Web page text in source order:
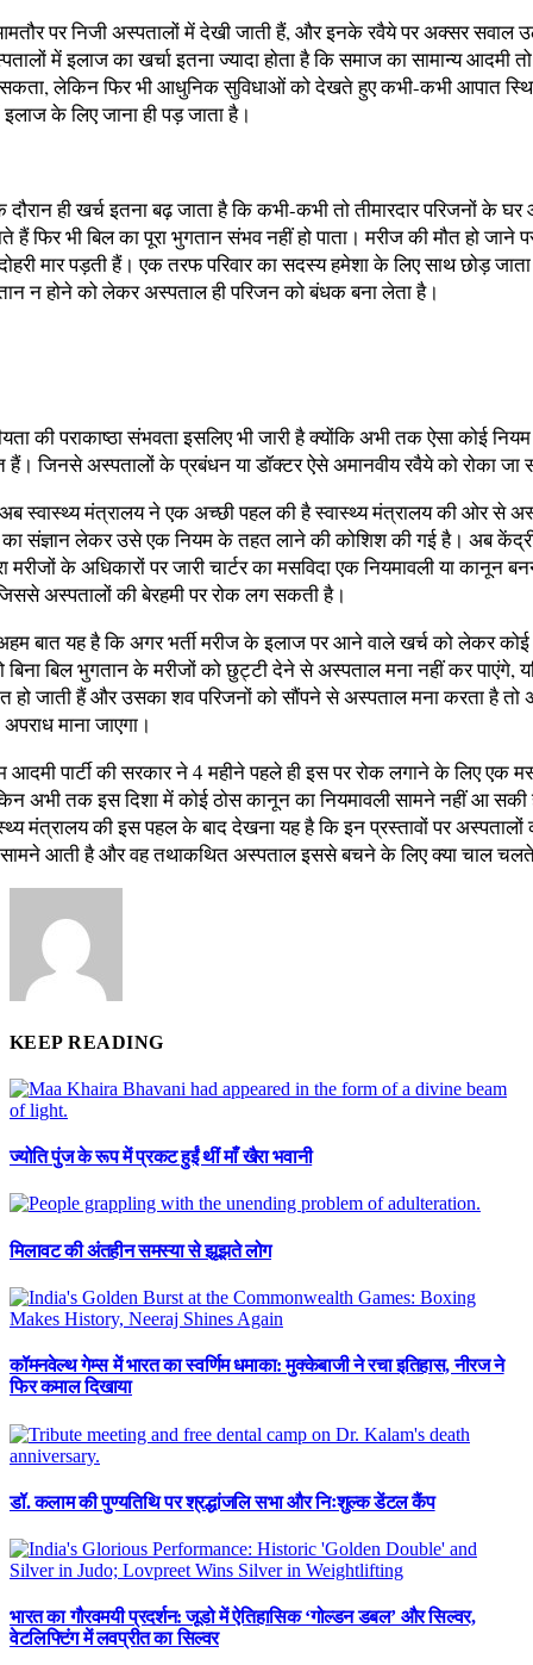
पर निजी अस्पतालों में देखी जाती हैं, और इनके रवैये पर अक्सर सवाल
में इलाज का खर्चा इतना ज्यादा होता है कि समाज का सामान्य आदमी
सकता, लेकिन फिर भी आधुनिक सुविधाओं को देखते हुए कभी-कभी आपात
के लिए जाना ही पड़ जाता है।
दौरान ही खर्च इतना बढ़ जाता है कि कभी-कभी तो तीमारदार परिजनों के
फिर भी बिल का पूरा भुगतान संभव नहीं हो पाता। मरीज की मौत हो जाने
मार पड़ती हैं। एक तरफ परिवार का सदस्य हमेशा के लिए साथ छोड़
न होने को लेकर अस्पताल ही परिजन को बंधक बना लेता है।
की पराकाष्ठा संभवता इसलिए भी जारी है क्योंकि अभी तक ऐसा कोई
हैं। जिनसे अस्पतालों के प्रबंधन या डॉक्टर ऐसे अमानवीय रवैये को रोका
स्वास्थ्य मंत्रालय ने एक अच्छी पहल की है स्वास्थ्य मंत्रालय की ओर से
का संज्ञान लेकर उसे एक नियम के तहत लाने की कोशिश की गई है। अब
मरीजों के अधिकारों पर जारी चार्टर का मसविदा एक नियमावली या कानून
अस्पतालों की बेरहमी पर रोक लग सकती है।
बात यह है कि अगर भर्ती मरीज के इलाज पर आने वाले खर्च को लेकर कोई
बिना बिल भुगतान के मरीजों को छुट्टी देने से अस्पताल मना नहीं कर पाएंगे,
हो जाती हैं और उसका शव परिजनों को सौंपने से अस्पताल मना करता है
माना जाएगा।
आदमी पार्टी की सरकार ने 4 महीने पहले ही इस पर रोक लगाने के लिए एक
अभी तक इस दिशा में कोई ठोस कानून का नियमावली सामने नहीं आ
मंत्रालय की इस पहल के बाद देखना यह है कि इन प्रस्तावों पर अस्पतालों
सामने आती है और वह तथाकथित अस्पताल इससे बचने के लिए क्या चाल
KEEP READING
ज्योति पुंज के रूप में प्रकट हुईं थीं माँ खैरा भवानी
मिलावट की अंतहीन समस्या से झूझते लोग
कॉमनवेल्थ गेम्स में भारत का स्वर्णिम धमाका: मुक्केबाजी ने रचा इतिहास, नीरज ने
फिर कमाल दिखाया
डॉ. कलाम की पुण्यतिथि पर श्रद्धांजलि सभा और निःशुल्क डेंटल कैंप
भारत का गौरवमयी प्रदर्शन: जूडो में ऐतिहासिक ‘गोल्डन डबल’ और सिल्वर,
वेटलिफ्टिंग में लवप्रीत का सिल्वर